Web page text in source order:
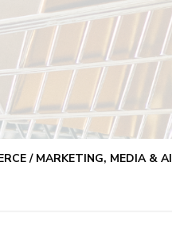
/ MARKETING, MEDIA & AI